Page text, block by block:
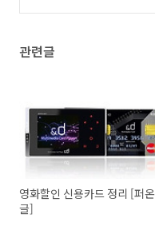
관련글
영화할인 신용카드 정리 [퍼온
글]